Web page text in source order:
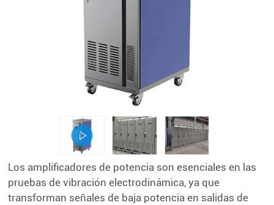
Los amplificadores de potencia son esenciales en las
pruebas de vibración electrodinámica, ya que
transforman señales de baja potencia en salidas de